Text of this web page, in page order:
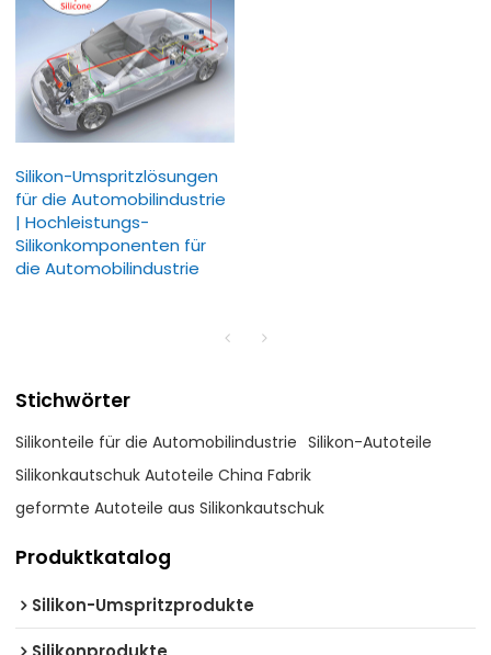
Silikon-Umspritzlösungen
für die Automobilindustrie
| Hochleistungs-
Silikonkomponenten für
die Automobilindustrie
Stichwörter
Silikonteile für die Automobilindustrie Silikon-Autoteile
Silikonkautschuk Autoteile China Fabrik
geformte Autoteile aus Silikonkautschuk
Produktkatalog
Silikon-Umspritzprodukte